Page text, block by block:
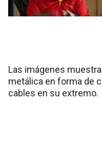
Las imágenes
metálica en forma de
cables en su extremo.